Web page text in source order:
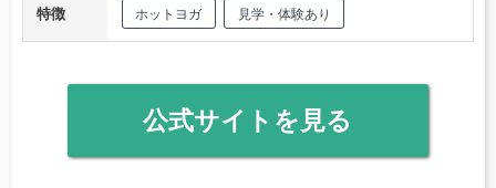
特徴 ホットヨガ 見学・体験あり
公式サイトを見る